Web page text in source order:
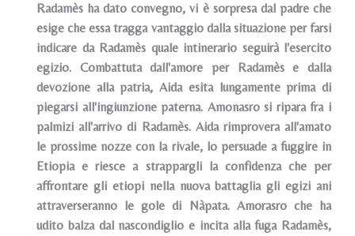
Radamès ha dato convegno, vi è sorpresa dal padre che
esige che essa tragga vantaggio dalla situazione per farsi
indicare da Radamès quale intinerario seguirà l'esercito
egizio. Combattuta dall'amore per Radamès e dalla
devozione alla patria, Aida esita lungamente prima di
piegarsi all'ingiunzione paterna. Amonasro si ripara fra i
palmizi all'arrivo di Radamès. Aida rimprovera all'amato
le prossime nozze con la rivale, lo persuade a fuggire in
Etiopia e riesce a strappargli la confidenza che per
affrontare gli etiopi nella nuova battaglia gli egizi ani
attraverseranno le gole di Nàpata. Amorasro che ha
udito balza dal nascondiglio e incita alla fuga Radamès,